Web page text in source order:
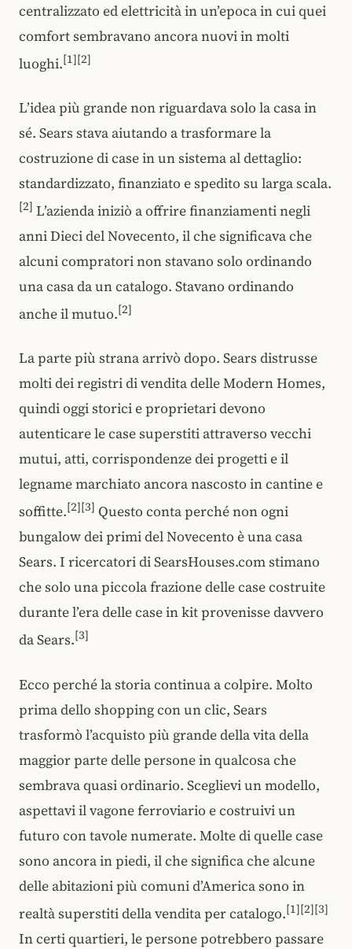
centralizzato ed elettricità in un’epoca in cui quei
comfort sembravano ancora nuovi in molti
luoghi.[1][2]
L’idea più grande non riguardava solo la casa in
sé. Sears stava aiutando a trasformare la
costruzione di case in un sistema al dettaglio:
standardizzato, finanziato e spedito su larga scala.
[2] L’azienda iniziò a offrire finanziamenti negli
anni Dieci del Novecento, il che significava che
alcuni compratori non stavano solo ordinando
una casa da un catalogo. Stavano ordinando
anche il mutuo.[2]
La parte più strana arrivò dopo. Sears distrusse
molti dei registri di vendita delle Modern Homes,
quindi oggi storici e proprietari devono
autenticare le case superstiti attraverso vecchi
mutui, atti, corrispondenze dei progetti e il
legname marchiato ancora nascosto in cantine e
soffitte.[2][3] Questo conta perché non ogni
bungalow dei primi del Novecento è una casa
Sears. I ricercatori di SearsHouses.com stimano
che solo una piccola frazione delle case costruite
durante l’era delle case in kit provenisse davvero
da Sears.[3]
Ecco perché la storia continua a colpire. Molto
prima dello shopping con un clic, Sears
trasformò l’acquisto più grande della vita della
maggior parte delle persone in qualcosa che
sembrava quasi ordinario. Sceglievi un modello,
aspettavi il vagone ferroviario e costruivi un
futuro con tavole numerate. Molte di quelle case
sono ancora in piedi, il che significa che alcune
delle abitazioni più comuni d’America sono in
realtà superstiti della vendita per catalogo.[1][2][3]
In certi quartieri, le persone potrebbero passare